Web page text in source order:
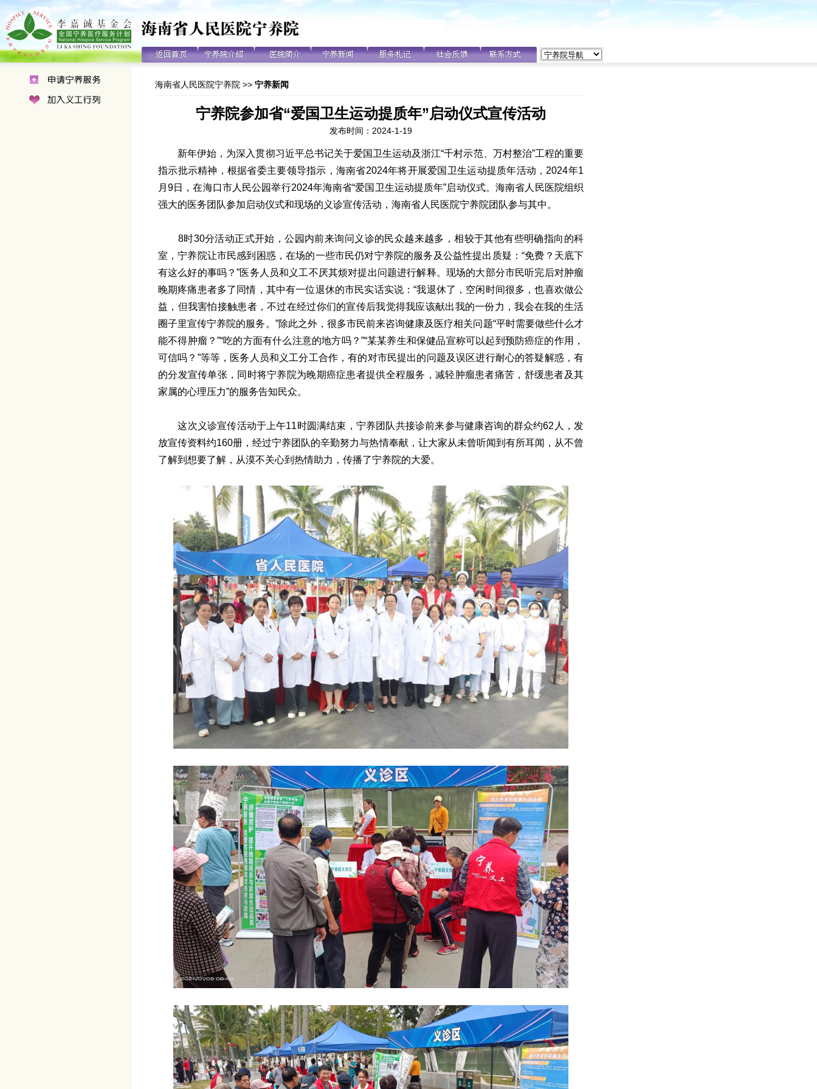
海南省人民医院宁养院 >> 宁养新闻
宁养院参加省“爱国卫生运动提质年”启动仪式宣传活动
发布时间： 2024-1-19
新年伊始，为深入贯彻习近平总书记关于爱国卫生运动及浙江“千村示范、万村整治”工程的重要
指示批示精神，根据省委主要领导指示，海南省2024年将开展爱国卫生运动提质年活动，2024年1
月9日，在海口市人民公园举行2024年海南省“爱国卫生运动提质年”启动仪式。海南省人民医院组织
强大的医务团队参加启动仪式和现场的义诊宣传活动，海南省人民医院宁养院团队参与其中。
8时30分活动正式开始，公园内前来询问义诊的民众越来越多，相较于其他有些明确指向的科
室，宁养院让市民感到困惑，在场的一些市民仍对宁养院的服务及公益性提出质疑：“免费？天底下
有这么好的事吗？”医务人员和义工不厌其烦对提出问题进行解释。现场的大部分市民听完后对肿瘤
晚期疼痛患者多了同情，其中有一位退休的市民实话实说：“我退休了，空闲时间很多，也喜欢做公
益，但我害怕接触患者，不过在经过你们的宣传后我觉得我应该献出我的一份力，我会在我的生活
圈子里宣传宁养院的服务。”除此之外，很多市民前来咨询健康及医疗相关问题“平时需要做些什么才
能不得肿瘤？”“吃的方面有什么注意的地方吗？”“某某养生和保健品宣称可以起到预防癌症的作用，
可信吗？”等等，医务人员和义工分工合作，有的对市民提出的问题及误区进行耐心的答疑解惑，有
的分发宣传单张，同时将宁养院为晚期癌症患者提供全程服务，减轻肿瘤患者痛苦，舒缓患者及其
家属的心理压力”的服务告知民众。
这次义诊宣传活动于上午11时圆满结束，宁养团队共接诊前来参与健康咨询的群众约62人，发
放宣传资料约160册，经过宁养团队的辛勤努力与热情奉献，让大家从未曾听闻到有所耳闻，从不曾
了解到想要了解，从漠不关心到热情助力，传播了宁养院的大爱。